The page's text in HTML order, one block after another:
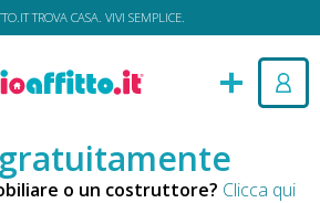
TROVA CASA. VIVI SEMPLICE.
o un costruttore? Clicca qui